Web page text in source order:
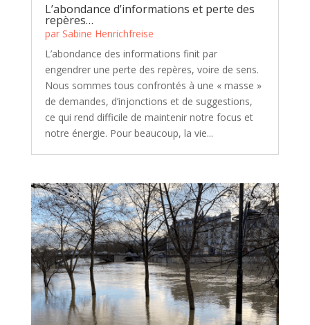
L’abondance d’informations et perte des
repères…
par Sabine Henrichfreise
L’abondance des informations finit par
engendrer une perte des repères, voire de sens.
Nous sommes tous confrontés à une « masse »
de demandes, d’injonctions et de suggestions,
ce qui rend difficile de maintenir notre focus et
notre énergie. Pour beaucoup, la vie...